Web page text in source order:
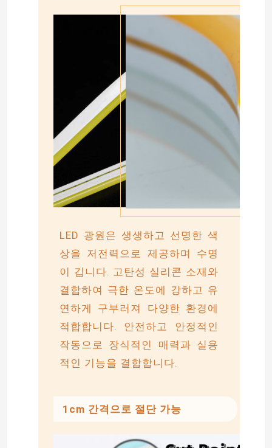
제품 소개
LED 광원은 생생하고 선명한 색
상을 저전력으로 제공하며 수명
이 깁니다. 고탄성 실리콘 소재와
결합하여 극한 온도에 강하고 유
연하게 구부러져 다양한 환경에
적합합니다. 안전하고 안정적인
작동으로 장식적인 매력과 실용
적인 기능을 결합합니다.
1cm 간격으로 절단 가능